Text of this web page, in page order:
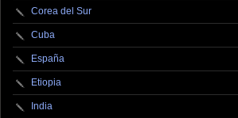
Corea del Sur
Cuba
España
Etiopia
India